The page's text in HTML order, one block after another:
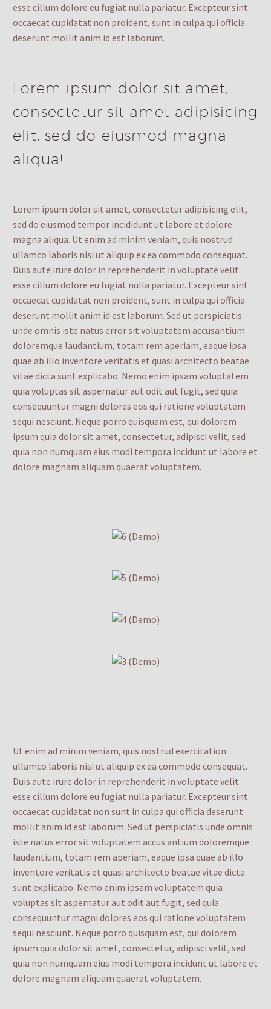
esse cillum dolore eu fugiat nulla pariatur. Excepteur sint
occaecat cupidatat non proident, sunt in culpa qui officia
deserunt mollit anim id est laborum.
Lorem ipsum dolor sit amet,
consectetur sit amet adipisicing
elit, sed do eiusmod magna
aliqua!
Lorem ipsum dolor sit amet, consectetur adipisicing elit,
sed do eiusmod tempor incididunt ut labore et dolore
magna aliqua. Ut enim ad minim veniam, quis nostrud
ullamco laboris nisi ut aliquip ex ea commodo consequat.
Duis aute irure dolor in reprehenderit in voluptate velit
esse cillum dolore eu fugiat nulla pariatur. Excepteur sint
occaecat cupidatat non proident, sunt in culpa qui officia
deserunt mollit anim id est laborum. Sed ut perspiciatis
unde omnis iste natus error sit voluptatem accusantium
doloremque laudantium, totam rem aperiam, eaque ipsa
quae ab illo inventore veritatis et quasi architecto beatae
vitae dicta sunt explicabo. Nemo enim ipsam voluptatem
quia voluptas sit aspernatur aut odit aut fugit, sed quia
consequuntur magni dolores eos qui ratione voluptatem
sequi nesciunt. Neque porro quisquam est, qui dolorem
ipsum quia dolor sit amet, consectetur, adipisci velit, sed
quia non numquam eius modi tempora incidunt ut labore et
dolore magnam aliquam quaerat voluptatem.
Ut enim ad minim veniam, quis nostrud exercitation
ullamco laboris nisi ut aliquip ex ea commodo consequat.
Duis aute irure dolor in reprehenderit in voluptate velit
esse cillum dolore eu fugiat nulla pariatur. Excepteur sint
occaecat cupidatat non sunt in culpa qui officia deserunt
mollit anim id est laborum. Sed ut perspiciatis unde omnis
iste natus error sit voluptatem accus antium doloremque
laudantium, totam rem aperiam, eaque ipsa quae ab illo
inventore veritatis et quasi architecto beatae vitae dicta
sunt explicabo. Nemo enim ipsam voluptatem quia
voluptas sit aspernatur aut odit aut fugit, sed quia
consequuntur magni dolores eos qui ratione voluptatem
sequi nesciunt. Neque porro quisquam est, qui dolorem
ipsum quia dolor sit amet, consectetur, adipisci velit, sed
quia non numquam eius modi tempora incidunt ut labore et
dolore magnam aliquam quaerat voluptatem.